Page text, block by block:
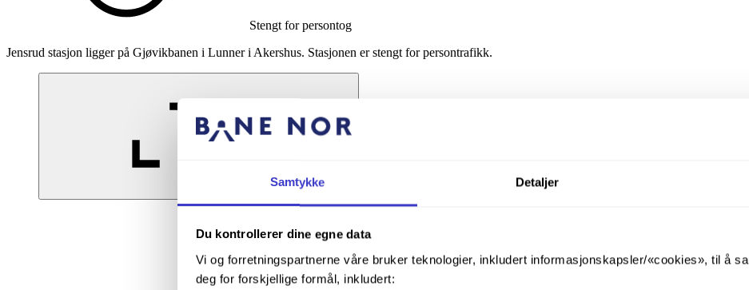
Samtykke Detaljer
Du kontrollerer dine egne data
Vi og forretningspartnerne våre bruker teknologier, inkludert informasjonskapsler/«cookies», til å
deg for forskjellige formål, inkludert:
Stengt for persontog
Jensrud stasjon ligger på Gjøvikbanen i Lunner i Akershus. Stasjonen er stengt for persontrafikk.
Forstørr bildet